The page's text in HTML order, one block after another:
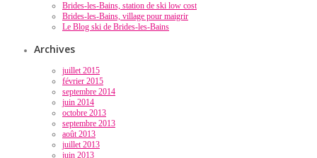
Brides-les-Bains, station de ski low cost
Brides-les-Bains, village pour maigrir
Le Blog ski de Brides-les-Bains
Archives
juillet 2015
février 2015
septembre 2014
juin 2014
octobre 2013
septembre 2013
août 2013
juillet 2013
juin 2013